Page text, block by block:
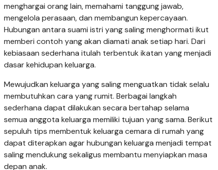
menghargai orang lain, memahami tanggung jawab,
mengelola perasaan, dan membangun kepercayaan.
Hubungan antara suami istri yang saling menghormati ikut
memberi contoh yang akan diamati anak setiap hari. Dari
kebiasaan sederhana itulah terbentuk ikatan yang menjadi
dasar kehidupan keluarga.
Mewujudkan keluarga yang saling menguatkan tidak selalu
membutuhkan cara yang rumit. Berbagai langkah
sederhana dapat dilakukan secara bertahap selama
semua anggota keluarga memiliki tujuan yang sama. Berikut
sepuluh tips membentuk keluarga cemara di rumah yang
dapat diterapkan agar hubungan keluarga menjadi tempat
saling mendukung sekaligus membantu menyiapkan masa
depan anak.